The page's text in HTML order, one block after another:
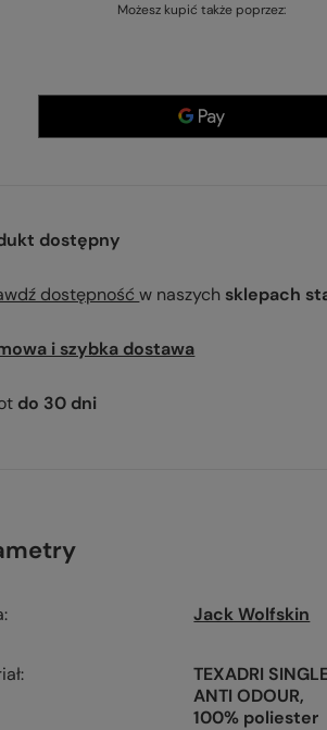
Możesz kupić także poprzez:
dostępny
dostępnośćw naszych sklepach
i szybka dostawa
do 30 dni
Jack Wolfskin
TEXADRI
ANTI ODOUR
100% poliester